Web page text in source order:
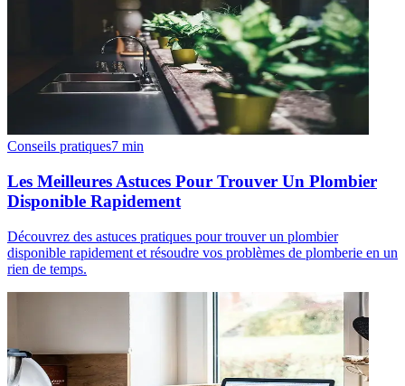
Conseils pratiques7 min
Les Meilleures Astuces Pour Trouver Un Plombier
Disponible Rapidement
Découvrez des astuces pratiques pour trouver un plombier
disponible rapidement et résoudre vos problèmes de plomberie en un
rien de temps.